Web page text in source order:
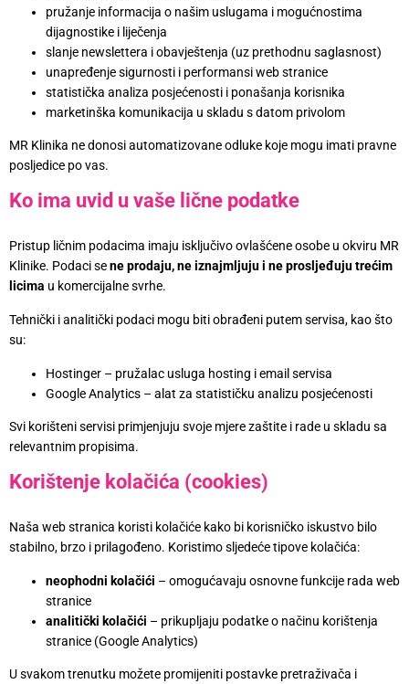
pružanje informacija o našim uslugama i mogućnostima
dijagnostike i liječenja
slanje newslettera i obavještenja (uz prethodnu saglasnost)
unapređenje sigurnosti i performansi web stranice
statistička analiza posjećenosti i ponašanja korisnika
marketinška komunikacija u skladu s datom privolom
MR Klinika ne donosi automatizovane odluke koje mogu imati pravne
posljedice po vas.
Ko ima uvid u vaše lične podatke
Pristup ličnim podacima imaju isključivo ovlašćene osobe u okviru MR
Klinike. Podaci sene prodaju, ne iznajmljuju i ne prosljeđuju trećim
licima u komercijalne svrhe.
Tehnički i analitički podaci mogu biti obrađeni putem servisa, kao što
su:
Hostinger – pružalac usluga hosting i email servisa
Google Analytics – alat za statističku analizu posjećenosti
Svi korišteni servisi primjenjuju svoje mjere zaštite i rade u skladu sa
relevantnim propisima.
Korištenje kolačića (cookies)
Naša web stranica koristi kolačiće kako bi korisničko iskustvo bilo
stabilno, brzo i prilagođeno. Koristimo sljedeće tipove kolačića:
neophodni kolačići – omogućavaju osnovne funkcije rada web
stranice
analitički kolačići – prikupljaju podatke o načinu korištenja
stranice (Google Analytics)
U svakom trenutku možete promijeniti postavke pretraživača i